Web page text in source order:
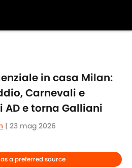
in casa Milan:
Carnevali e
e torna Galliani
| 23 mag 2026
a preferred source